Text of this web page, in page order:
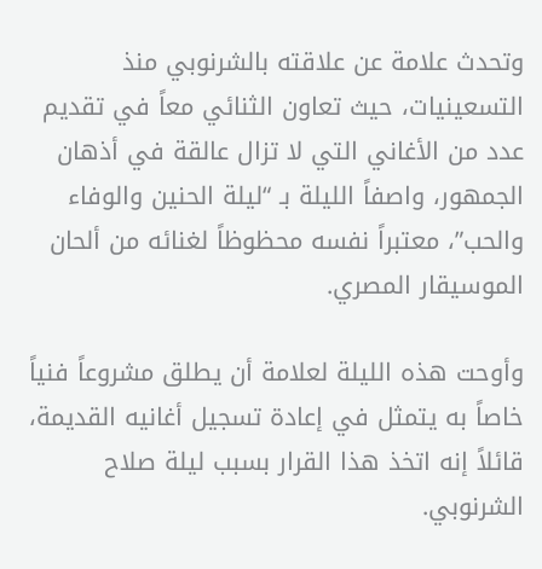
وتحدث علامة عن علاقته بالشرنوبي منذ
التسعينيات، حيث تعاون الثنائي معاً في تقديم
عدد من الأغاني التي لا تزال عالقة في أذهان
الجمهور، واصفاً الليلة بـ “ليلة الحنين والوفاء
والحب”، معتبراً نفسه محظوظاً لغنائه من ألحان
الموسيقار المصري.
وأوحت هذه الليلة لعلامة أن يطلق مشروعاً فنياً
خاصاً به يتمثل في إعادة تسجيل أغانيه القديمة،
قائلاً إنه اتخذ هذا القرار بسبب ليلة صلاح
الشرنوبي.